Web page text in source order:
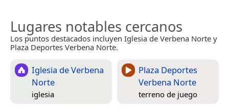
Lugares notables cercanos
Los puntos destacados incluyen Iglesia de Verbena Norte y
Plaza Deportes Verbena Norte.
Iglesia de Verbena
Norte
iglesia
Plaza Deportes
Verbena Norte
terreno de juego